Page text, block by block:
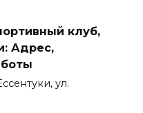
клуб,
Адрес,
ул.